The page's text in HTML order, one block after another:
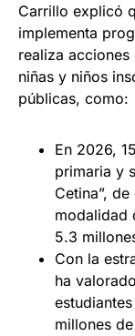
Carrillo explicó
implementa
realiza
niñas y niños
públicas, como:
En 2026,
primaria y
Cetina”,
modalidad
5.3
Con la
ha
millones